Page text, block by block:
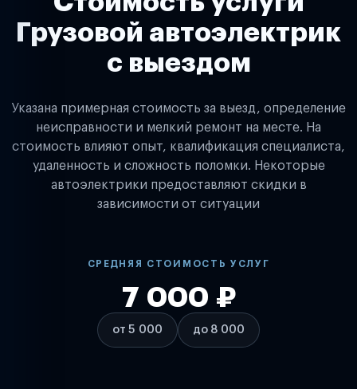
Грузовой автоэлектрик
с выездом
Указана примерная стоимость за выезд, определение
неисправности и мелкий ремонт на месте. На
стоимость влияют опыт, квалификация специалиста,
удаленность и сложность поломки. Некоторые
автоэлектрики предоставляют скидки в
зависимости от ситуации
СРЕДНЯЯ СТОИМОСТЬ УСЛУГ
от 5 000
7 000 ₽
до 8 000